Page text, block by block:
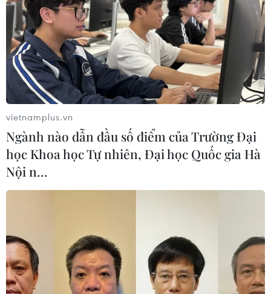
Kết hợp mũi vaccine tăng cường của
Pfizer và vaccine phế cầu khuẩn
12/01/2022 23:40
Pfizer đã thử nghiệm cùng lúc tiêm cả vaccine phế cầu
khuẩn liên hợp thế hệ tiếp theo của công ty có tên
PREVNAR 20 và mũi thứ ba vaccine ngừa COVID-19
của Pfizer/BioNTech trên 570 tình nguyện viên.
vietnamplus.vn
Ngành nào dẫn đầu số điểm của Trường Đại
học Khoa học Tự nhiên, Đại học Quốc gia Hà
Nội n…